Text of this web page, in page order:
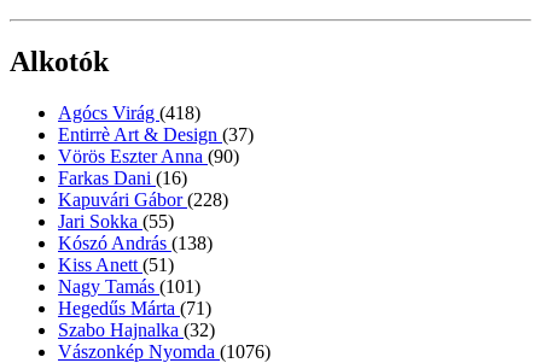
Alkotók
Agócs Virág (418)
Entirrè Art & Design (37)
Vörös Eszter Anna (90)
Farkas Dani (16)
Kapuvári Gábor(228)
Jari Sokka (55)
Kószó András (138)
Kiss Anett (51)
Nagy Tamás (101)
Hegedűs Márta (71)
Szabo Hajnalka (32)
Vászonkép Nyomda (1076)